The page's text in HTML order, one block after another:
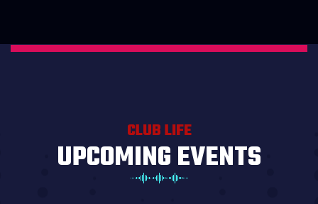
CLUB LIFE
UPCOMING EVENTS